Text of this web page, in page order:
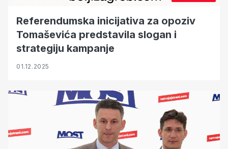
Referendumska inicijativa za opoziv
Tomaševića predstavila slogan i
strategiju kampanje
01.12.2025